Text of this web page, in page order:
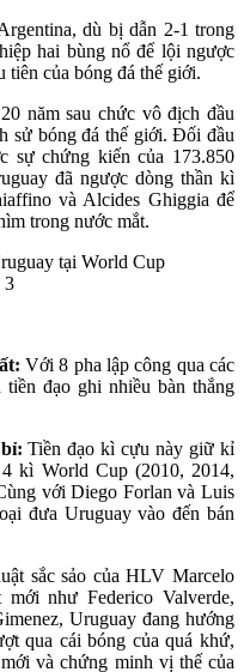
dù bị dẫn 2-1 trong
hai bùng nổ để lội ngược
tiên của bóng đá thế giới.
20 năm sau chức vô địch đầu
sử bóng đá thế giới. Đối đầu
sự chứng kiến của 173.850
đã ngược dòng thần kì
và Alcides Ghiggia để
trong nước mắt.
Với 8 pha lập công qua các
đạo ghi nhiều bàn thắng
Tiền đạo kì cựu này giữ kỉ
kì World Cup (2010, 2014,
với Diego Forlan và Luis
đưa Uruguay vào đến bán
sắc sảo của HLV Marcelo
như Federico Valverde,
Uruguay đang hướng
qua cái bóng của quá khứ,
và chứng minh vị thế của